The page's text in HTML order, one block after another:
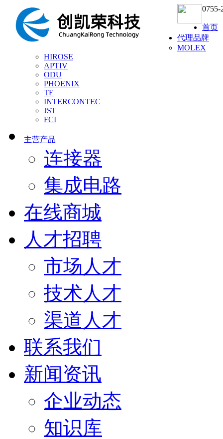
0755-
首页
代理品牌
MOLEX
HIROSE
APTIV
ODU
PHOENIX
TE
INTERCONTEC
JST
FCI
主营产品
连接器
集成电路
在线商城
人才招聘
市场人才
技术人才
渠道人才
联系我们
新闻资讯
企业动态
知识库